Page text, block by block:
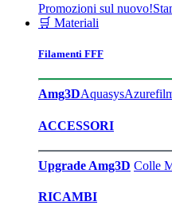
Promozioni sul nuovo!
🛒 Materiali
Filamenti FFF
Amg3DAquasys
ACCESSORI
Upgrade Amg3D Colle
RICAMBI